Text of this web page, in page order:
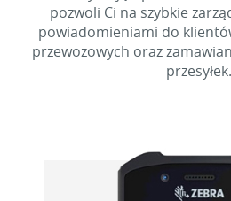
pozwoli Ci na szybkie
powiadomieniami do
przewozowych oraz
przesyłek.